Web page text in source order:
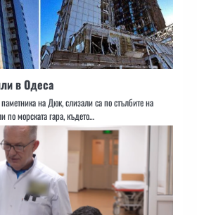
в Одеса
на Дюк, слизали са по стълбите на
по морската гара, където…